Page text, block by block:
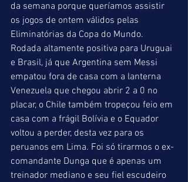
da semana porque queríamos assistir
os jogos de ontem válidos pelas
Eliminatórias da Copa do Mundo.
Rodada altamente positiva para Uruguai
e Brasil, já que Argentina sem Messi
empatou fora de casa com a lanterna
Venezuela que chegou abrir 2 a 0 no
placar, o Chile também tropeçou feio em
casa com a frágil Bolívia e o Equador
voltou a perder, desta vez para os
peruanos em Lima. Foi só tirarmos o ex-
comandante Dunga que é apenas um
treinador mediano e seu fiel escudeiro